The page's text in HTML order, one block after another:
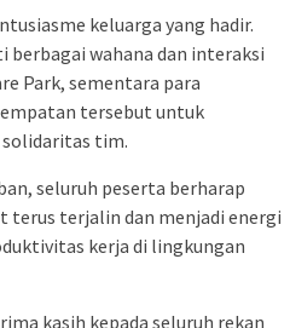
keluarga yang hadir.
wahana dan interaksi
Park, sementara para
tersebut untuk
tim.
seluruh peserta berharap
terus terjalin dan menjadi energi
kerja di lingkungan
kasih kepada seluruh rekan